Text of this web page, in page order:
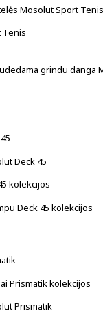
Mosolut Sport Tenis
Tenis
grindu danga
Deck 45
kolekcijos
Deck 45 kolekcijos
Prismatik kolekcijos
Prismatik